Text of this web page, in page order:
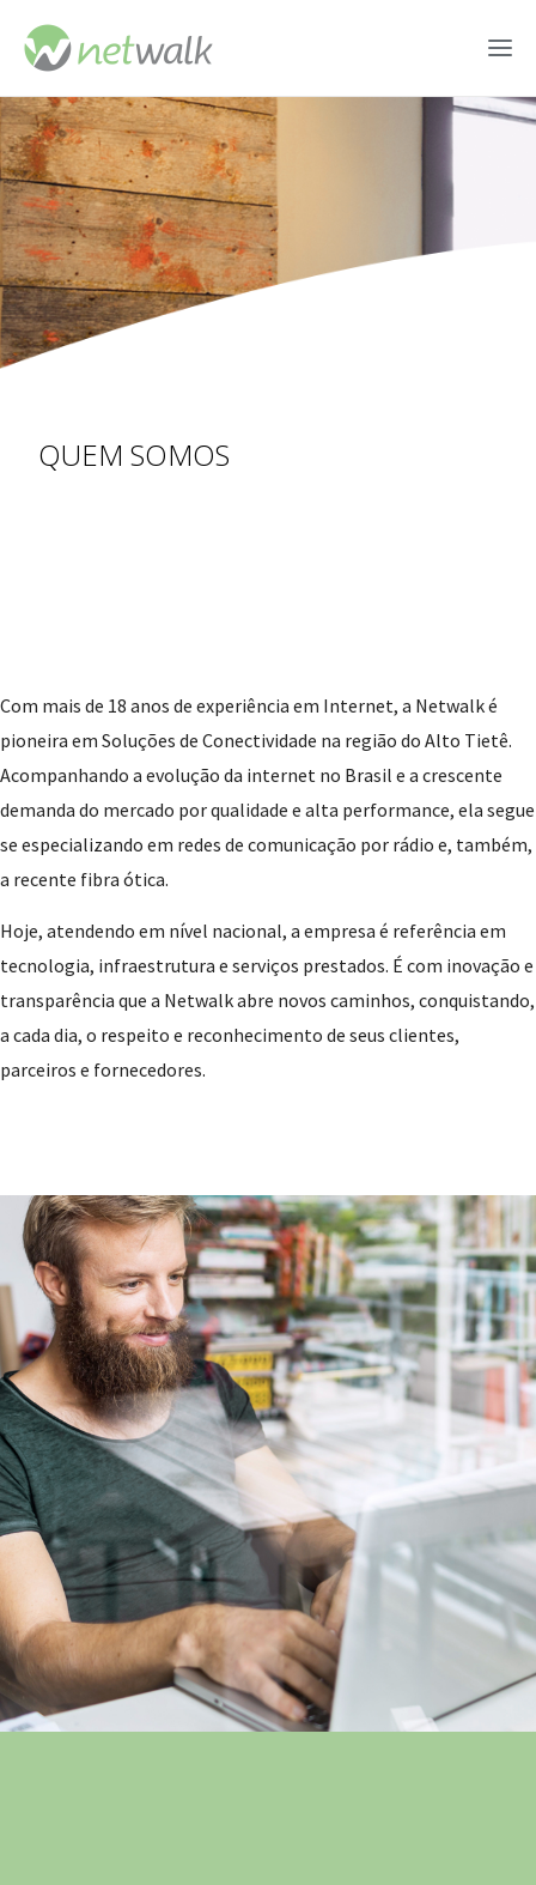
QUEM SOMOS
Com mais de 18 anos de experiência em Internet, a Netwalk é
pioneira em Soluções de Conectividade na região do Alto Tietê.
Acompanhando a evolução da internet no Brasil e a crescente
demanda do mercado por qualidade e alta performance, ela segue
se especializando em redes de comunicação por rádio e, também,
a recente fibra ótica.
Hoje, atendendo em nível nacional, a empresa é referência em
tecnologia, infraestrutura e serviços prestados. É com inovação e
transparência que a Netwalk abre novos caminhos, conquistando,
a cada dia, o respeito e reconhecimento de seus clientes,
parceiros e fornecedores.